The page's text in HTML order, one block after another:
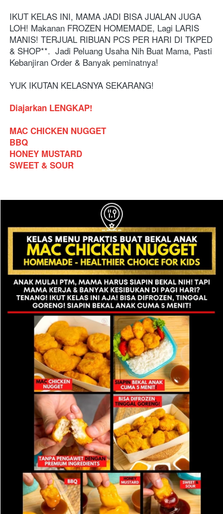
IKUT KELAS INI, MAMA JADI BISA JUALAN JUGA
LOH! Makanan FROZEN HOMEMADE, Lagi LARIS
MANIS! TERJUAL RIBUAN PCS PER HARI DI TKPED
& SHOP**.  Jadi Peluang Usaha Nih Buat Mama, Pasti
Kebanjiran Order & Banyak peminatnya!
YUK IKUTAN KELASNYA SEKARANG!
Diajarkan LENGKAP!
MAC CHICKEN NUGGET
BBQ
HONEY MUSTARD
SWEET & SOUR